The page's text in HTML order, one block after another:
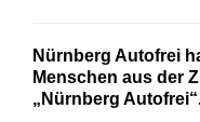
Nürnberg Autofrei
Menschen aus der
„Nürnberg